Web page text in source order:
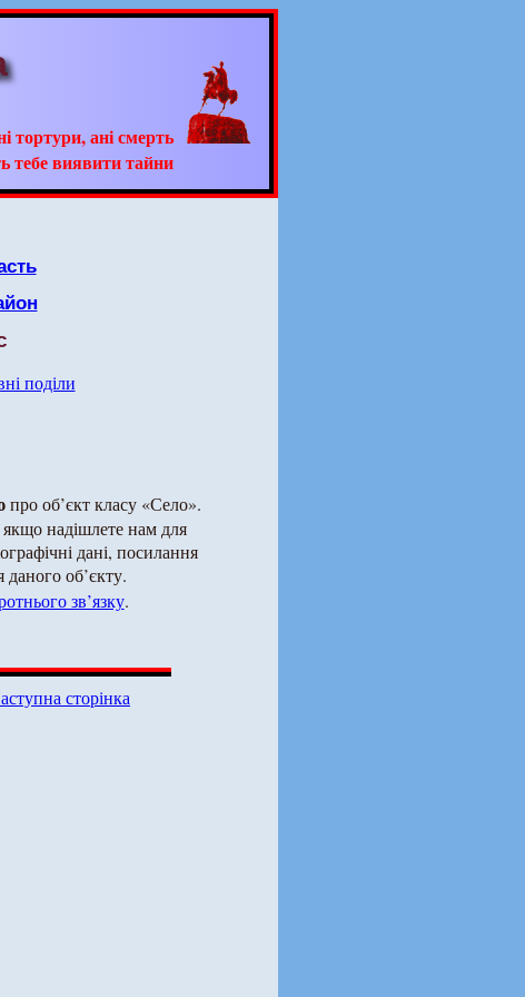
тортури, ані смерть
тебе виявити тайни
поділи
про об’єкт класу «Село».
надішлете нам для
дані, посилання
даного об’єкту.
зв’язку.
сторінка